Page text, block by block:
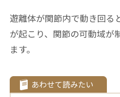
遊離体が関節内で動き回る
が起こり、関節の可動域が
ます。